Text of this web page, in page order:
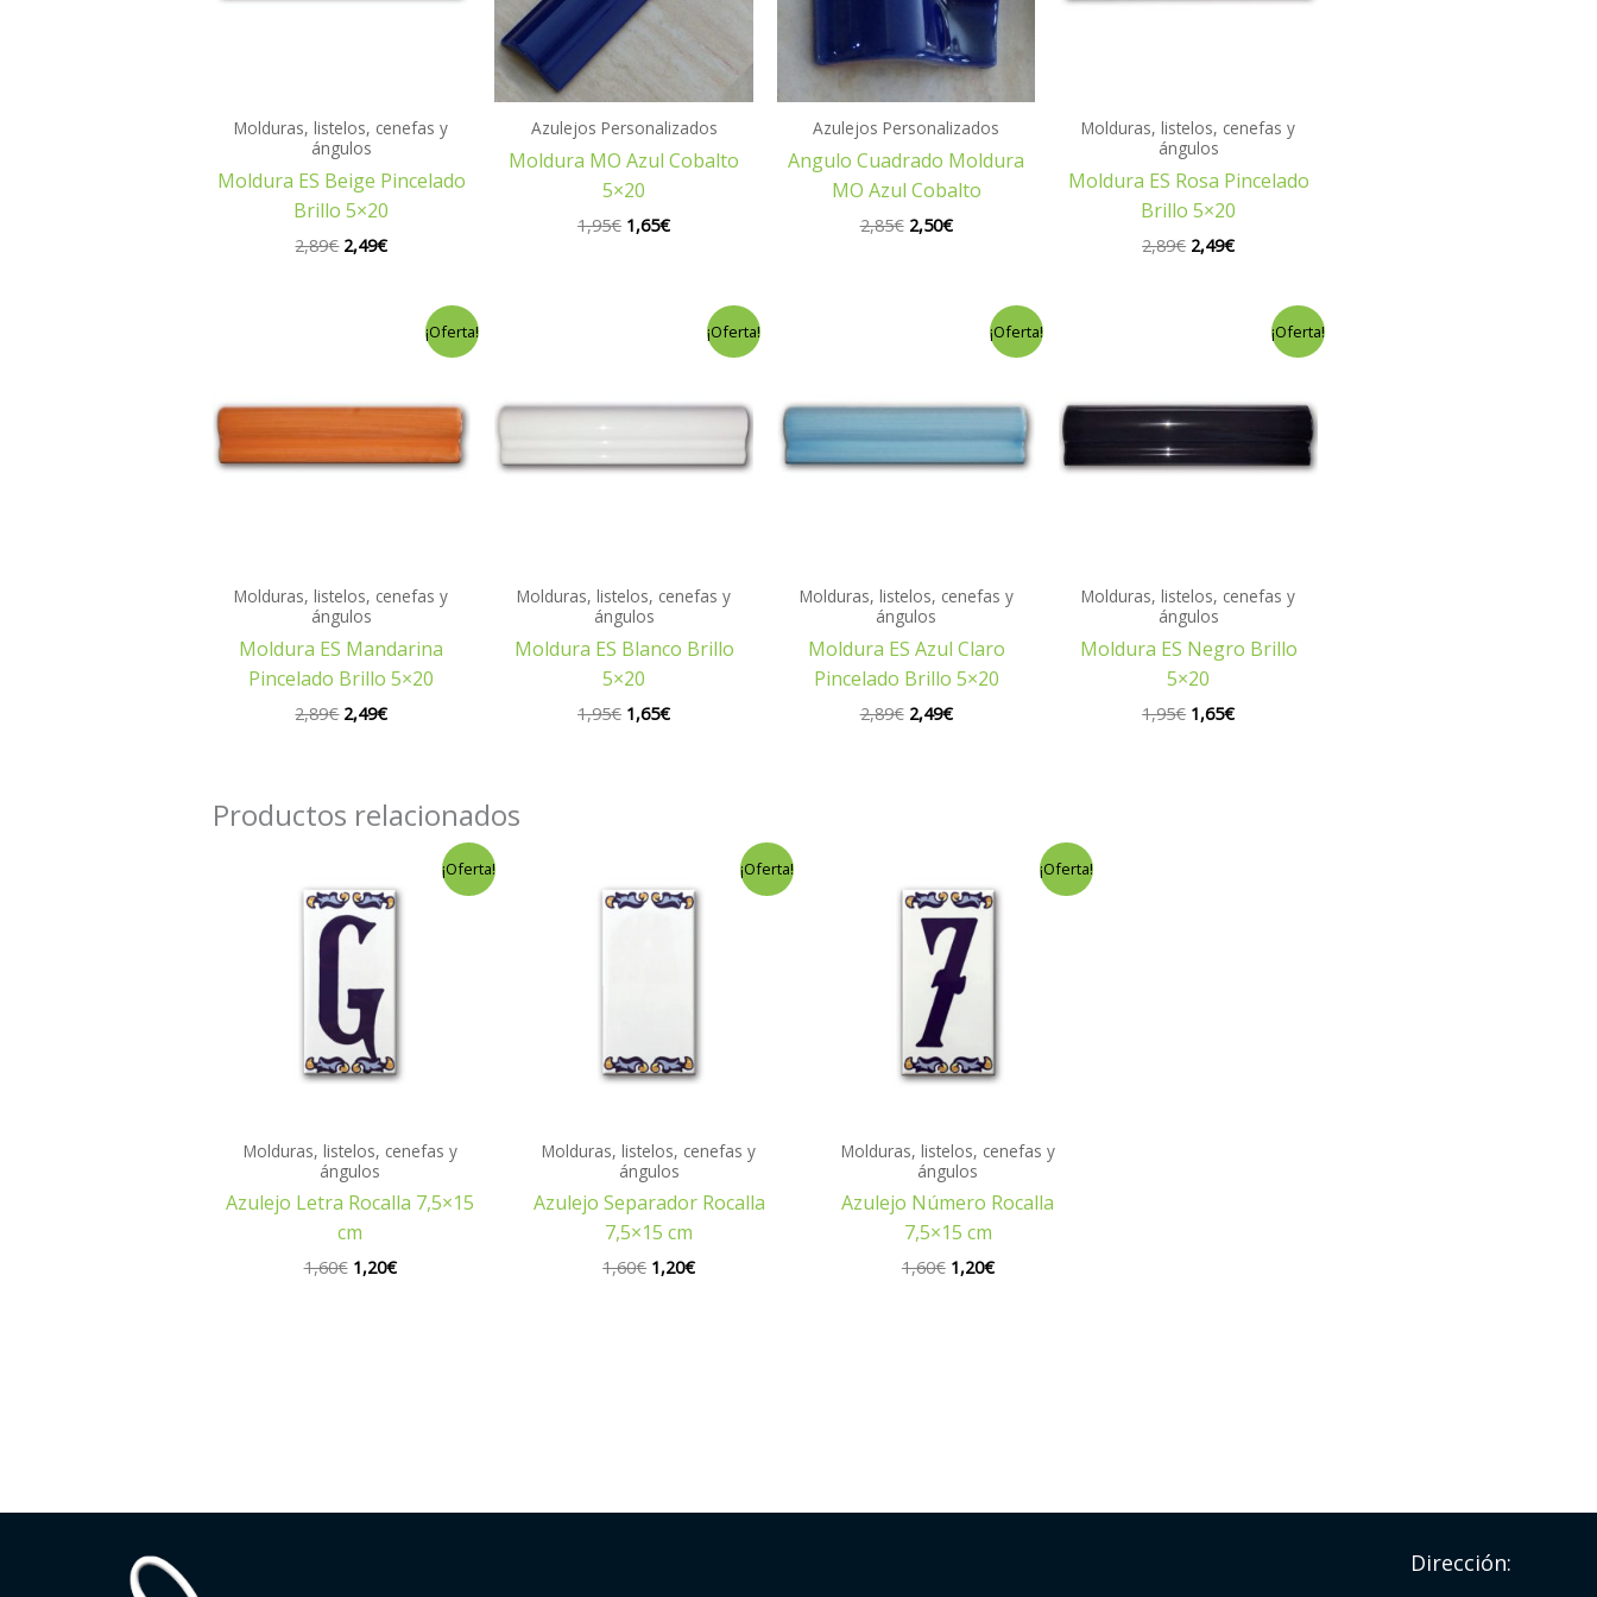
Molduras, listelos, cenefas y
ángulos
Moldura ES Beige Pincelado
Brillo 5×20
2,89€ 2,49€
Azulejos Personalizados
Moldura MO Azul Cobalto
5×20
1,95€ 1,65€
Azulejos Personalizados
Angulo Cuadrado Moldura
MO Azul Cobalto
2,85€ 2,50€
Molduras, listelos, cenefas y
ángulos
Moldura ES Rosa Pincelado
Brillo 5×20
2,89€ 2,49€
¡Oferta!
Molduras, listelos, cenefas y
ángulos
Moldura ES Mandarina
Pincelado Brillo 5×20
2,89€
2,89€.
2,49€
precio
2,49€.
¡Oferta!
Molduras, listelos, cenefas y
ángulos
Moldura ES Blanco Brillo
5×20
1,95€
1,95€.
1,65€
precio
1,65€.
¡Oferta!
Molduras, listelos, cenefas y
ángulos
Moldura ES Azul Claro
Pincelado Brillo 5×20
2,89€
2,89€.
2,49€
precio
2,49€.
¡Oferta!
Molduras, listelos, cenefas y
ángulos
Moldura ES Negro Brillo
5×20
1,95€
1,95€.
1,65€
precio
1,65€.
Productos relacionados
¡Oferta!
Molduras, listelos, cenefas y
ángulos
Azulejo Letra Rocalla 7,5×15
cm
1,60€
original
era:
1,60€.
1,20€
precio
actual
¡Oferta!
Molduras, listelos, cenefas y
ángulos
Azulejo Separador Rocalla
7,5×15 cm
1,60€
original
1,20€
precio
actual
¡Oferta!
Molduras, listelos, cenefas y
ángulos
Azulejo Número Rocalla
7,5×15 cm
1,60€
original
era:
1,60€.
1,20€
precio
actual
Dirección: